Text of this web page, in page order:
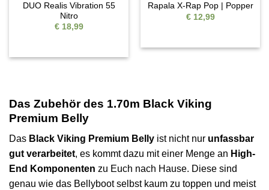
DUO Realis Vibration 55
Nitro
€18,99
Rapala X-Rap Pop | Popper
€12,99
Das Zubehör des 1.70m Black Viking
Premium Belly
Das Black Viking Premium Belly ist nicht nur unfassbar
gut verarbeitet, es kommt dazu mit einer Menge an High-
End Komponenten zu Euch nach Hause. Diese sind
genau wie das Bellyboot selbst kaum zu toppen und meist